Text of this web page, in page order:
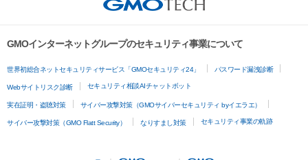
GMOインターネットグループのセキュリティ事業について
世界初総合ネットセキュリティサービス「GMOセキュリティ24」 パスワード漏洩診断
Webサイトリスク診断 セキュリティ相談AIチャットボット
実在証明・盗聴対策 サイバー攻撃対策（GMOサイバーセキュリティ byイエラエ）
サイバー攻撃対策（GMO Flatt Security） なりすまし対策 セキュリティ事業の軌跡